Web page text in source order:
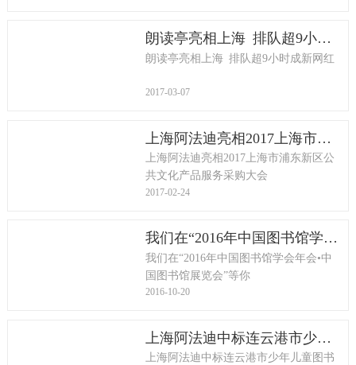
朗读亭亮相上海 排队超9小时成新网红
朗读亭亮相上海 排队超9小时成新网红
2017-03-07
上海阿法迪亮相2017上海市浦东新区公共文化产品服务采购大会
上海阿法迪亮相2017上海市浦东新区公
共文化产品服务采购大会
2017-02-24
我们在“2016年中国图书馆学会年会•中国图书馆展览会”等你
我们在“2016年中国图书馆学会年会•中
国图书馆展览会”等你
2016-10-20
上海阿法迪中标连云港市少年儿童图书馆智能化图书馆系统项目
上海阿法迪中标连云港市少年儿童图书